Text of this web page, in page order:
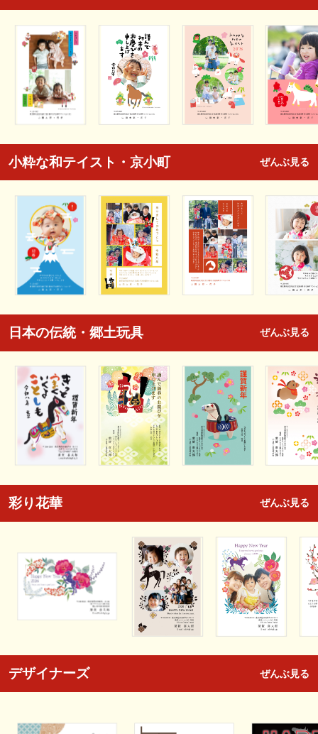
小粋な和テイスト・京小町 ぜんぶ見る
日本の伝統・郷土玩具 ぜんぶ見る
彩り花華 ぜんぶ見る
デザイナーズ ぜんぶ見る